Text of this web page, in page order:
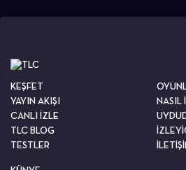
KEŞFET
YAYIN AKIŞI
CANLI İZLE
TLC BLOG
TESTLER
NASIL